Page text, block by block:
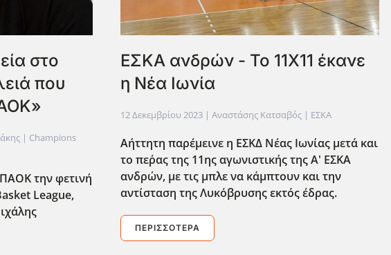
στο
που
| Champions
ΠΑΟΚ την φετινή
League,
ΕΣΚΑ ανδρών - Το 11Χ11 έκανε
η Νέα Ιωνία
12 Δεκεμβρίου 2023 | Αναστάσης Κατσαβός | ΕΣΚΑ
Αήττητη παρέμεινε η ΕΣΚΔ Νέας Ιωνίας μετά και
το πε΄ρας της 11ης αγωνιστικής της Α' ΕΣΚΑ
ανδρών, με τις μπλε να κάμπτουν και την
αντίσταση της Λυκόβρυσης εκτός έδρας.
ΠΕΡΙΣΣΌΤΕΡΑ